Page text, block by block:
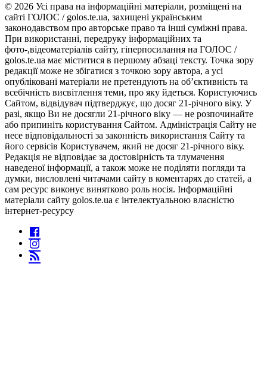
© 2026 Усі права на інформаційні матеріали, розміщені на
сайті ГОЛОС / golos.te.ua, захищені українським
законодавством про авторське право та інші суміжні права.
При використанні, передруку інформаційних та
фото-,відеоматеріалів сайту, гіперпосилання на ГОЛОС /
golos.te.ua має міститися в першому абзаці тексту. Точка зору
редакції може не збігатися з точкою зору автора, а усі
опубліковані матеріали не претендують на об’єктивність та
всебічність висвітлення теми, про яку йдеться. Користуючись
Сайтом, відвідувач підтверджує, що досяг 21-річного віку. У
разі, якщо Ви не досягли 21-річного віку — не розпочинайте
або припиніть користування Сайтом. Адміністрація Сайту не
несе відповідальності за законність використання Сайту та
його сервісів Користувачем, який не досяг 21-річного віку.
Редакція не відповідає за достовірність та тлумачення
наведеної інформації, а також може не поділяти погляди та
думки, висловлені читачами сайту в коментарях до статей, а
сам ресурс виконує винятково роль носія. Інформаційні
матеріали сайту golos.te.ua є інтелектуальною власністю
інтернет-ресурсу